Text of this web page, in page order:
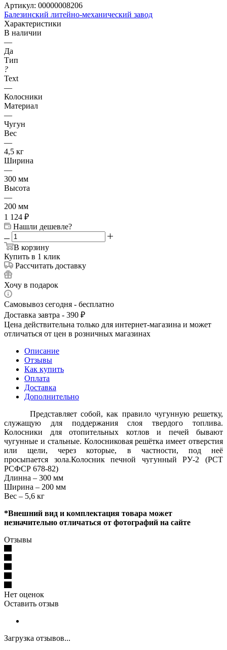
Артикул: 00000008206
Балезинский литейно-механический завод
Характеристики
В наличии
—
Да
Тип
?
Text
—
Колосники
Материал
—
Чугун
Вес
—
4,5 кг
Ширина
—
300 мм
Высота
—
200 мм
1 124 ₽
Нашли дешевле?
В корзину
Купить в 1 клик
Рассчитать доставку
Хочу в подарок
Самовывоз сегодня - бесплатно
Доставка завтра - 390 ₽
Цена действительна только для интернет-магазина и может
отличаться от цен в розничных магазинах
Описание
Отзывы
Как купить
Оплата
Доставка
Дополнительно
Представляет собой, как правило чугунную решетку,
служащую для поддержания слоя твердого топлива.
Колосники для отопительных котлов и печей бывают
чугунные и стальные. Колосниковая решётка имеет отверстия
или щели, через которые, в частности, под неё
просыпается зола.Колосник печной чугунный РУ-2 (РСТ
РСФСР 678-82)
Длинна – 300 мм
Ширина – 200 мм
Вес – 5,6 кг
*Внешний вид и комплектация товара может
незначительно отличаться от фотографий на сайте
Отзывы
Нет оценок
Оставить отзыв
Загрузка отзывов...